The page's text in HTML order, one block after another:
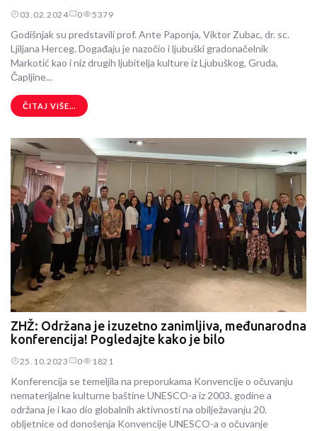
03.02.2024 0 5379
Godišnjak su predstavili prof. Ante Paponja, Viktor Zubac, dr. sc.
Ljiljana Herceg. Događaju je nazočio i ljubuški gradonačelnik
Markotić kao i niz drugih ljubitelja kulture iz Ljubuškog, Gruda,
Čapljine...
ČITAJ VIŠE...
ZHŽ: Održana je izuzetno zanimljiva, međunarodna
konferencija! Pogledajte kako je bilo
25.10.2023 0 1821
Konferencija se temeljila na preporukama Konvencije o očuvanju
nematerijalne kulturne baštine UNESCO-a iz 2003. godine a
održana je i kao dio globalnih aktivnosti na obilježavanju 20.
obljetnice od donošenja Konvencije UNESCO-a o očuvanje